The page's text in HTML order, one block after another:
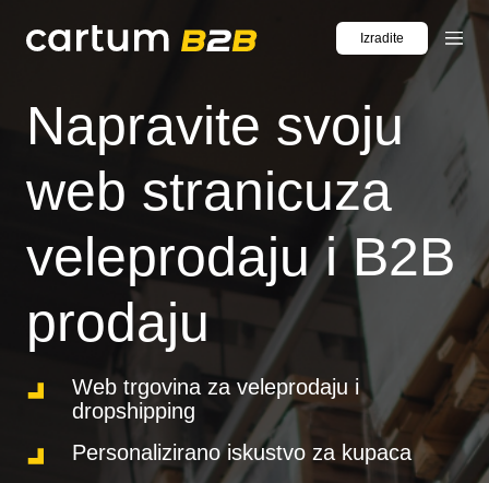
Izradite
Napravite svoju
web stranicuza
veleprodaju i B2B
prodaju
Web trgovina za veleprodaju i
dropshipping
Personalizirano iskustvo za kupaca